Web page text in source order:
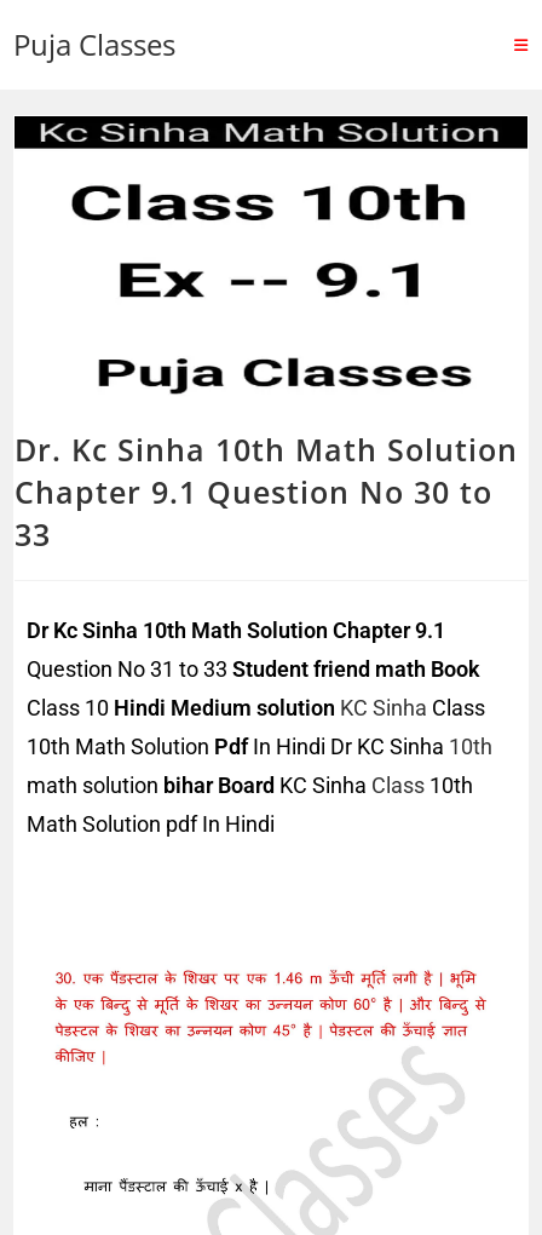
Puja Classes
Dr. Kc Sinha 10th Math Solution
Chapter 9.1 Question No 30 to
33
Dr Kc Sinha 10th Math Solution Chapter 9.1
Question No 31 to 33Student friend math Book
Class 10 Hindi Medium solution KC Sinha Class
10th Math Solution PdfIn Hindi Dr KC Sinha 10th
math solution bihar Board KC Sinha Class 10th
Math Solution pdf In Hindi